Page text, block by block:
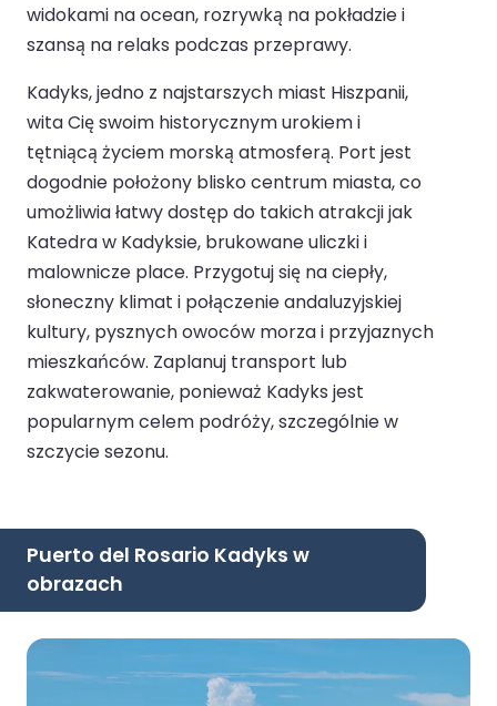
widokami na ocean, rozrywką na pokładzie i
szansą na relaks podczas przeprawy.
Kadyks, jedno z najstarszych miast Hiszpanii,
wita Cię swoim historycznym urokiem i
tętniącą życiem morską atmosferą. Port jest
dogodnie położony blisko centrum miasta, co
umożliwia łatwy dostęp do takich atrakcji jak
Katedra w Kadyksie, brukowane uliczki i
malownicze place. Przygotuj się na ciepły,
słoneczny klimat i połączenie andaluzyjskiej
kultury, pysznych owoców morza i przyjaznych
mieszkańców. Zaplanuj transport lub
zakwaterowanie, ponieważ Kadyks jest
popularnym celem podróży, szczególnie w
szczycie sezonu.
Puerto del Rosario Kadyks w
obrazach